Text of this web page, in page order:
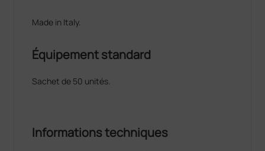
Made in Italy.
Équipement standard
Sachet de 50 unités.
Informations techniques